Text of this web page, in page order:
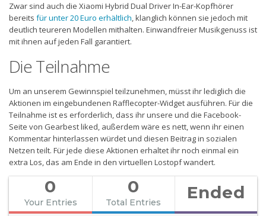
Zwar sind auch die Xiaomi Hybrid Dual Driver In-Ear-Kopfhörer
bereits für unter 20 Euro erhältlich, klanglich können sie jedoch mit
deutlich teureren Modellen mithalten. Einwandfreier Musikgenuss ist
mit ihnen auf jeden Fall garantiert.
Die Teilnahme
Um an unserem Gewinnspiel teilzunehmen, müsst ihr lediglich die
Aktionen im eingebundenen Rafflecopter-Widget ausführen. Für die
Teilnahme ist es erforderlich, dass ihr unsere und die Facebook-
Seite von Gearbest liked, außerdem wäre es nett, wenn ihr einen
Kommentar hinterlassen würdet und diesen Beitrag in sozialen
Netzen teilt. Für jede diese Aktionen erhaltet ihr noch einmal ein
extra Los, das am Ende in den virtuellen Lostopf wandert.
0
Your Entries
0
Total Entries Ended